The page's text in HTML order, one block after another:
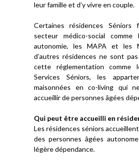
leur famille et d’y vivre en couple.
Certaines résidences
secteur médico-social comme
autonomie, les MAPA et les
d’autres résidences ne sont
cette réglementation comme
Services Séniors, les
maisonnées en co-living qui
accueillir de personnes âgées
Qui peut être accueilli en
Les résidences séniors
des personnes âgées
légère dépendance.